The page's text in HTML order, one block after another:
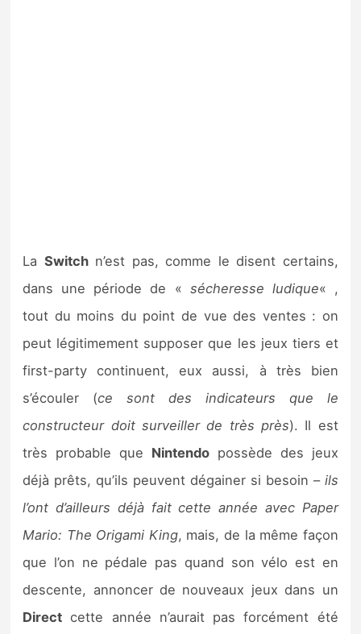
La Switchn’est pas, comme le disent certains,
dans une période de « sécheresse ludique« ,
tout du moins du point de vue des ventes : on
peut légitimement supposer que les jeux tiers et
first-party continuent, eux aussi, à très bien
s’écouler (ce sont des indicateurs que le
constructeur doit surveiller de très près). Il est
très probable que Nintendopossède des jeux
déjà prêts, qu’ils peuvent dégainer si besoin – ils
l’ont d’ailleurs déjà fait cette année avec Paper
Mario: The Origami King, mais, de la même façon
que l’on ne pédale pas quand son vélo est en
descente, annoncer de nouveaux jeux dans un
Direct cette année n’aurait pas forcément été